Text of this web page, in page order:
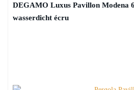
DEGAMO Luxus Pavillon Modena
wasserdicht écru